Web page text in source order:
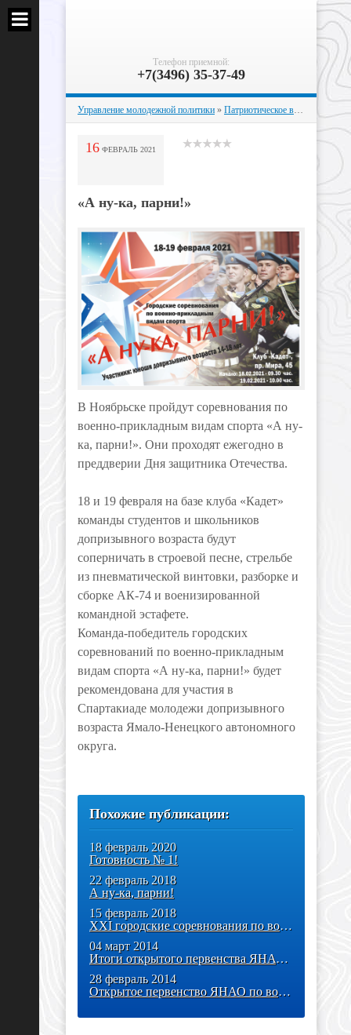
Телефон приемной:
+7(3496) 35-37-49
Управление молодежной политики » Патриотическое воспитание
16 ФЕВРАЛЬ 2021
«А ну-ка, парни!»
В Ноябрьске пройдут соревнования по
военно-прикладным видам спорта «А ну-
ка, парни!». Они проходят ежегодно в
преддверии Дня защитника Отечества.
18 и 19 февраля на базе клуба «Кадет»
команды студентов и школьников
допризывного возраста будут
соперничать в строевой песне, стрельбе
из пневматической винтовки, разборке и
сборке АК-74 и военизированной
командной эстафете.
Команда-победитель городских
соревнований по военно-прикладным
видам спорта «А ну-ка, парни!» будет
рекомендована для участия в
Спартакиаде молодежи допризывного
возраста Ямало-Ненецкого автономного
округа.
Похожие публикации:
18 февраль 2020
Готовность № 1!
22 февраль 2018
А ну-ка, парни!
15 февраль 2018
XXI городские соревнования по военно-прикладным видам спорта «А
04 март 2014
Итоги открытого первенства ЯНАО по военно-прикладным видам спорта
28 февраль 2014
Открытое первенство ЯНАО по военно-прикладным видам спорта «Росич»